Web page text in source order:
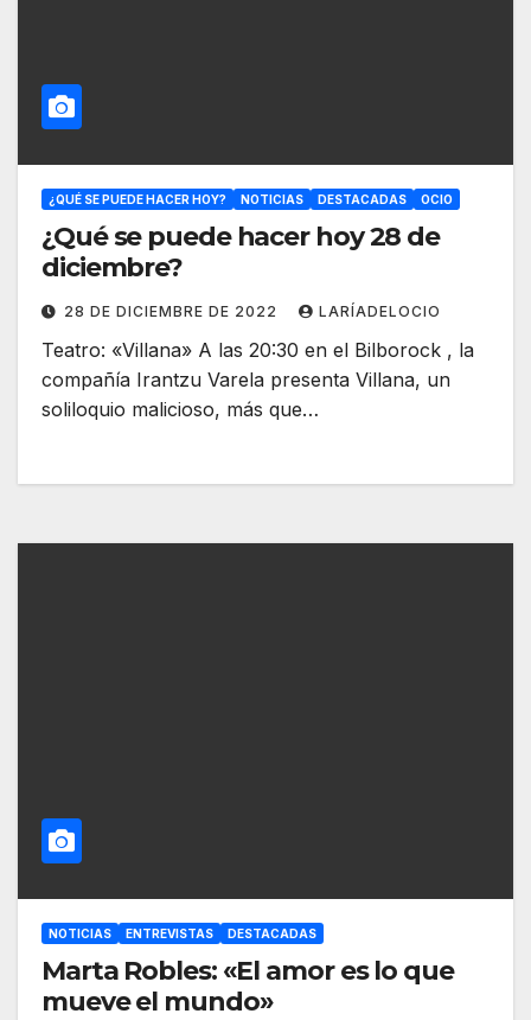
¿QUÉ SE PUEDE HACER HOY? NOTICIAS DESTACADAS OCIO
¿Qué se puede hacer hoy 28 de
diciembre?
28 DE DICIEMBRE DE 2022 LARÍADELOCIO
Teatro: «Villana» A las 20:30 en el Bilborock , la
compañía Irantzu Varela presenta Villana, un
soliloquio malicioso, más que…
NOTICIAS ENTREVISTAS DESTACADAS
Marta Robles: «El amor es lo que
mueve el mundo»